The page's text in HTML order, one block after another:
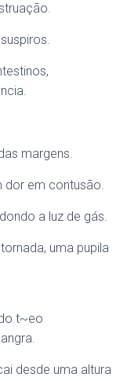
margens.
dor em contusão.
a luz de gás.
uma pupila
t~eo
desde uma altura